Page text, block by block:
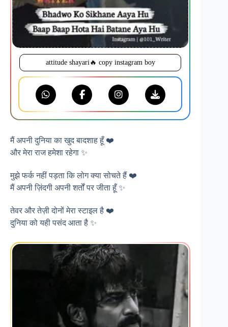
attitude shayari🔥 copy instagram boy
मैं अपनी दुनिया का खुद बादशाह हूँ ❤️
और मेरा राज हमेशा रहेगा ✨
मुझे फर्क नहीं पड़ता कि लोग क्या सोचते हैं ❤️
मैं अपनी ज़िंदगी अपनी शर्तों पर जीता हूँ ✨
तेवर और तेज़ी दोनों मेरा स्टाइल है ❤️
दुनिया को यही पसंद आता है ✨